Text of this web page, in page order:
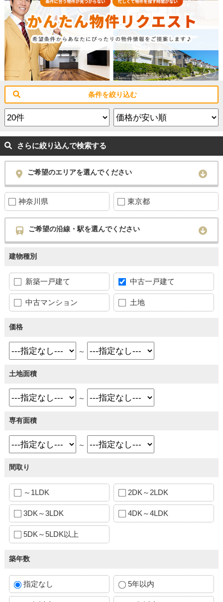
条件を絞り込む
さらに絞り込んで検索する
ご希望のエリアを選んでください
神奈川県 東京都
ご希望の沿線・駅を選んでください
建物種別
新築一戸建て 中古一戸建て
中古マンション 土地
価格
～
土地面積
～
専有面積
～
間取り
～1LDK 2DK～2LDK
3DK～3LDK 4DK～4LDK
5DK～5LDK以上
築年数
指定なし 5年以内